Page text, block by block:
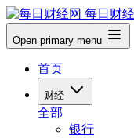
每日财
Open primary menu
首页
财经
全部
银行